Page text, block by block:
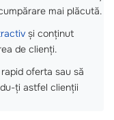
mai plăcută.
și conținut
de clienți.
oferta sau să
ți astfel clienții